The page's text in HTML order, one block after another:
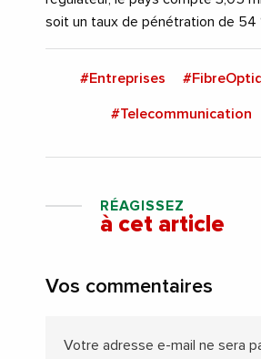
soit un taux de pénétration de 54
#Entreprises
#Telecommunication
RÉAGISSEZ
à cet article
Vos commentaires
Votre adresse e-mail ne sera